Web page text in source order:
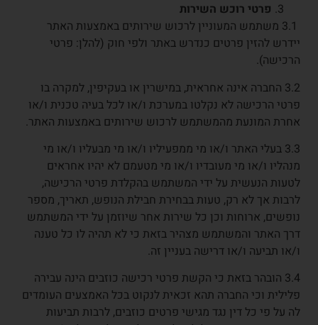
פרטי רוכש השירות
3.1 משתמש המעוניין לרכוש שירותים באמצעות האתר
יידרש להזין פרטים כנדרש באתר ולפי חוק (להלן: פרטי
הרכישה).
3.2 החברה אינה אחראית, במישרין או בעקיפין, למקרה בו
פרטי הרכישה לא נקלטו במערכת ו/או לכל בעיה טכנית ו/או
אחרת המונעת מהמשתמש לרכוש שירותים באמצעות האתר.
3.3 בעלי האתר ו/או מי ממפעיליו ו/או מי מבעליו ו/או מי
מנהליו ו/או מי מעובדיו ו/או מי מטעמם לא יהיו אחראים
לטעות הנעשית על ידי המשתמש בהקלדת פרטי הרכישה,
לרבות אך לא רק, טעות בבחירת חבילת הנופש, תאריך, מספר
נופשים, ארוחות וכן כל שירות אחר שיוזמן על ידי המשתמש
דרך האתר והמשתמש מצהיר בזאת כי לא תהיה לו כל טענה
ו/או תביעה ו/או דרישה בעניין זה.
3.4 הובהר בזאת כי הקשת פרטי רכישה כוזבים הינה עבירה
פלילית וכי החברה תהא זכאית לנקוט בכל האמצעים העומדים
לה על פי כל דין נגד מגישי פרטים כוזבים, לרבות תביעות